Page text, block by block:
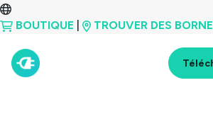
BOUTIQUE TROUVER DES